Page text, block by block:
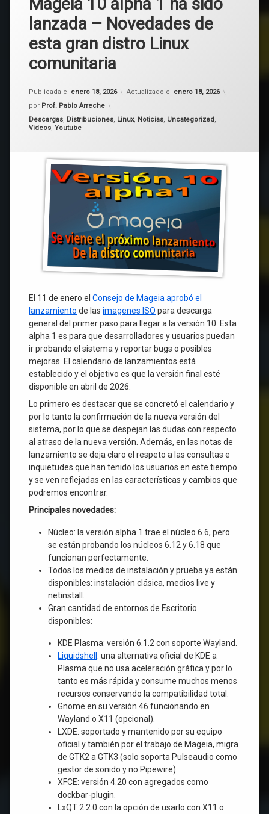
lanzada – Novedades de
esta gran distro Linux
comunitaria
Publicada el enero 18, 2026 Actualizado el enero 18, 2026
por Prof. Pablo Arreche
Categorías:
Descargas, Distribuciones, Linux, Noticias, Uncategorized,
Videos, Youtube
El 11 de enero el Consejo de Mageia aprobó el
lanzamiento de las imagenes ISO para descarga
general del primer paso para llegar a la versión 10. Esta
alpha 1 es para que desarrolladores y usuarios puedan
ir probando el sistema y reportar bugs o posibles
mejoras. El calendario de lanzamientos está
establecido y el objetivo es que la versión final esté
disponible en abril de 2026.
Lo primero es destacar que se concretó el calendario y
por lo tanto la confirmación de la nueva versión del
sistema, por lo que se despejan las dudas con respecto
al atraso de la nueva versión. Además, en las notas de
lanzamiento se deja claro el respeto a las consultas e
inquietudes que han tenido los usuarios en este tiempo
y se ven reflejadas en las características y cambios que
podremos encontrar.
Principales novedades:
Núcleo: la versión alpha 1 trae el núcleo 6.6, pero
se están probando los núcleos 6.12 y 6.18 que
funcionan perfectamente.
Todos los medios de instalación y prueba ya están
disponibles: instalación clásica, medios live y
netinstall.
Gran cantidad de entornos de Escritorio
disponibles:
KDE Plasma: versión 6.1.2 con soporte Wayland.
Liquidshell : una alternativa oficial de KDE a
Plasma que no usa aceleración gráfica y por lo
tanto es más rápida y consume muchos menos
recursos conservando la compatibilidad total.
Gnome en su versión 46 funcionando en
Wayland o X11 (opcional).
LXDE: soportado y mantenido por su equipo
oficial y también por el trabajo de Mageia, migra
de GTK2 a GTK3 (solo soporta Pulseaudio como
gestor de sonido y no Pipewire).
XFCE: versión 4.20 con agregados como
dockbar-plugin.
LxQT 2.2.0 con la opción de usarlo con X11 o